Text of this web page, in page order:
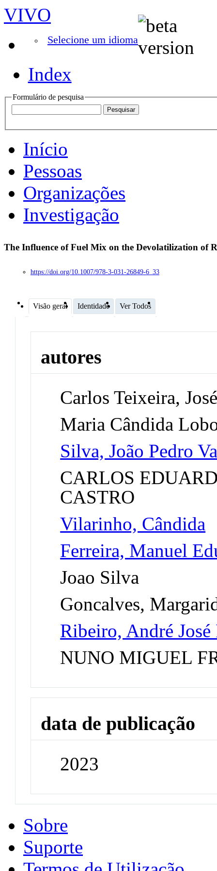
VIVO
Selecione um idioma
Index
Formulário de pesquisa
Início
Pessoas
Organizações
Investigação
The Influence of Fuel Mix on the Devolatilization of
https://doi.org/10.1007/978-3-031-26849-6_33
Visão geral Identidade Ver Todos
autores
Carlos Teixeira,
Maria Cândida
Silva, João Pedro
CARLOS
CASTRO
Vilarinho, Cândida
Ferreira, Manuel
Joao Silva
Goncalves,
Ribeiro, André José
NUNO MIGUEL
data de publicação
2023
Sobre
Suporte